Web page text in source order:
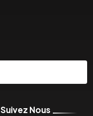
Suivez Nous